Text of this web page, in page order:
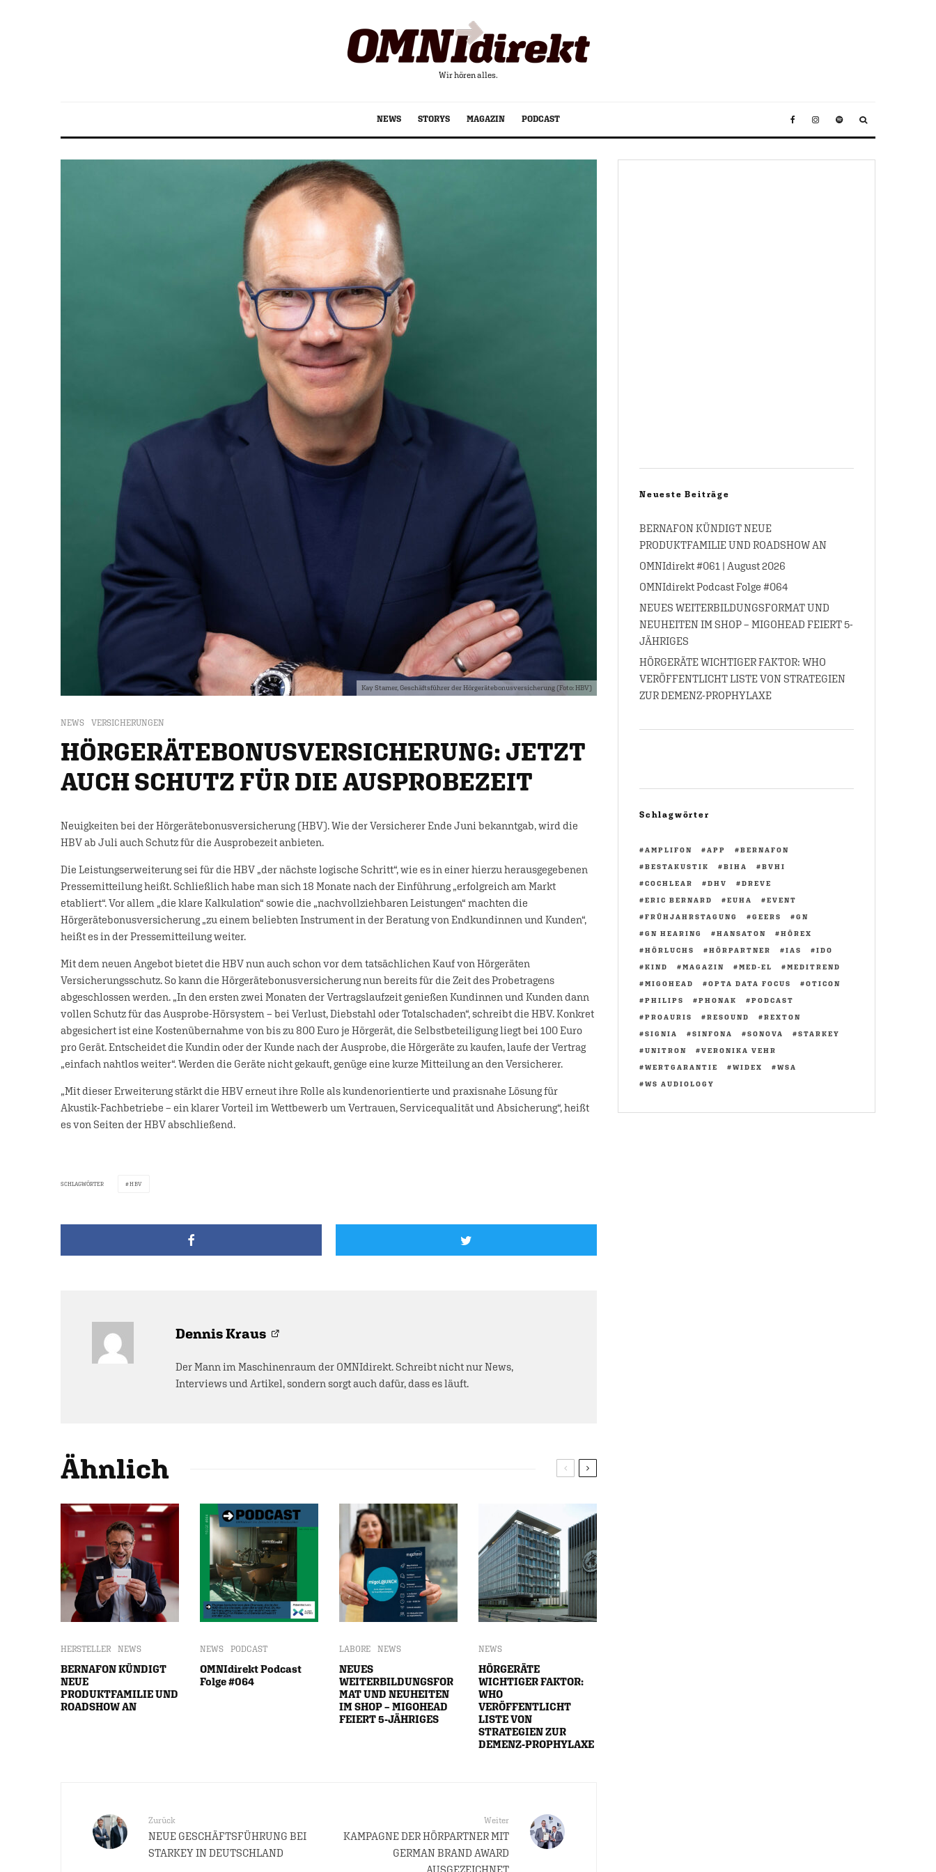
Wir hören alles.
NEWS STORYS MAGAZIN PODCAST
Kay Stamer, Geschäftsführer der Hörgerätebonusversicherung (Foto: HBV)
NEWS VERSICHERUNGEN
HÖRGERÄTEBONUSVERSICHERUNG: JETZT
AUCH SCHUTZ FÜR DIE AUSPROBEZEIT
Neuigkeiten bei der Hörgerätebonusversicherung (HBV). Wie der Versicherer Ende Juni bekanntgab, wird die
HBV ab Juli auch Schutz für die Ausprobezeit anbieten.
Die Leistungserweiterung sei für die HBV „der nächste logische Schritt“, wie es in einer hierzu herausgegebenen
Pressemitteilung heißt. Schließlich habe man sich 18 Monate nach der Einführung „erfolgreich am Markt
etabliert“. Vor allem „die klare Kalkulation“ sowie die „nachvollziehbaren Leistungen“ machten die
Hörgerätebonusversicherung „zu einem beliebten Instrument in der Beratung von Endkundinnen und Kunden“,
heißt es in der Pressemitteilung weiter.
Mit dem neuen Angebot bietet die HBV nun auch schon vor dem tatsächlichen Kauf von Hörgeräten
Versicherungsschutz. So kann die Hörgerätebonusversicherung nun bereits für die Zeit des Probetragens
abgeschlossen werden. „In den ersten zwei Monaten der Vertragslaufzeit genießen Kundinnen und Kunden dann
vollen Schutz für das Ausprobe-Hörsystem – bei Verlust, Diebstahl oder Totalschaden“, schreibt die HBV. Konkret
abgesichert ist eine Kostenübernahme von bis zu 800 Euro je Hörgerät, die Selbstbeteiligung liegt bei 100 Euro
pro Gerät. Entscheidet die Kundin oder der Kunde nach der Ausprobe, die Hörgeräte zu kaufen, laufe der Vertrag
„einfach nahtlos weiter“. Werden die Geräte nicht gekauft, genüge eine kurze Mitteilung an den Versicherer.
„Mit dieser Erweiterung stärkt die HBV erneut ihre Rolle als kundenorientierte und praxisnahe Lösung für
Akustik-Fachbetriebe – ein klarer Vorteil im Wettbewerb um Vertrauen, Servicequalität und Absicherung“, heißt
es von Seiten der HBV abschließend.
SCHLAGWÖRTER HBV
Dennis Kraus
Der Mann im Maschinenraum der OMNIdirekt. Schreibt nicht nur News,
Interviews und Artikel, sondern sorgt auch dafür, dass es läuft.
Ähnlich
HERSTELLER NEWS
BERNAFON KÜNDIGT
NEUE
PRODUKTFAMILIE UND
ROADSHOW AN
NEWS PODCAST
OMNIdirekt Podcast
Folge #064
LABORE NEWS
NEUES
WEITERBILDUNGSFOR
MAT UND NEUHEITEN
IM SHOP – MIGOHEAD
FEIERT 5-JÄHRIGES
NEWS
HÖRGERÄTE
WICHTIGER FAKTOR:
WHO
VERÖFFENTLICHT
LISTE VON
STRATEGIEN ZUR
DEMENZ-PROPHYLAXE
Zurück
NEUE GESCHÄFTSFÜHRUNG BEI
STARKEY IN DEUTSCHLAND
Weiter
KAMPAGNE DER HÖRPARTNER MIT
GERMAN BRAND AWARD
AUSGEZEICHNET
Neueste Beiträge
BERNAFON KÜNDIGT NEUE
PRODUKTFAMILIE UND ROADSHOW AN
OMNIdirekt #061 | August 2026
OMNIdirekt Podcast Folge #064
NEUES WEITERBILDUNGSFORMAT UND
NEUHEITEN IM SHOP – MIGOHEAD FEIERT 5-
JÄHRIGES
HÖRGERÄTE WICHTIGER FAKTOR: WHO
VERÖFFENTLICHT LISTE VON STRATEGIEN
ZUR DEMENZ-PROPHYLAXE
Schlagwörter
AMPLIFON APP
BERNAFON
BESTAKUSTIK
BIHA
BVHI
COCHLEAR
DHV
DREVE
ERIC BERNARD
EUHA
EVENT
FRÜHJAHRSTAGUNG
GEERS
GN
GN HEARING
HANSATON
HÖREX
HÖRLUCHS
HÖRPARTNER IAS
IDO
KIND
MAGAZIN MED-EL
MEDITREND
MIGOHEAD
OPTA DATA FOCUS
OTICON
PHILIPS
PHONAK
PODCAST
PROAURIS
RESOUND
REXTON
SIGNIA
SINFONA SONOVA
STARKEY
UNITRON
VERONIKA VEHR
WERTGARANTIE
WIDEX
WSA
WS AUDIOLOGY